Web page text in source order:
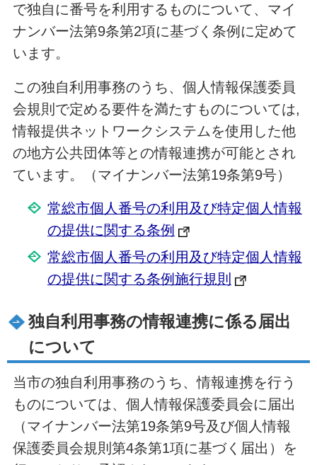
で独自に番号を利用するものについて、マイ
ナンバー法第9条第2項に基づく条例に定めて
います。
この独自利用事務のうち、個人情報保護委員
会規則で定める要件を満たすものについては,
情報提供ネットワークシステムを使用した他
の地方公共団体等との情報連携が可能とされ
ています。（マイナンバー法第19条第9号）
常総市個人番号の利用及び特定個人情報
の提供に関する条例
常総市個人番号の利用及び特定個人情報
の提供に関する条例施行規則
独自利用事務の情報連携に係る届出
について
当市の独自利用事務のうち、情報連携を行う
ものについては、個人情報保護委員会に届出
（マイナンバー法第19条第9号及び個人情報
保護委員会規則第4条第1項に基づく届出）を